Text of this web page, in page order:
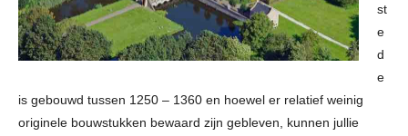
st
e
d
e
is gebouwd tussen 1250 – 1360 en hoewel er relatief weinig
originele bouwstukken bewaard zijn gebleven, kunnen jullie